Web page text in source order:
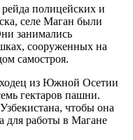
полицейских и
селе Маган были
занимались
сооруженных на
самостроя.
из Южной Осетии
гектаров пашни.
чтобы она
для работы в Магане